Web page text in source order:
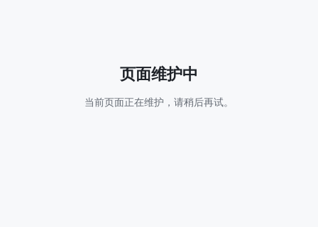
页面维护中
当前页面正在维护，请稍后再试。